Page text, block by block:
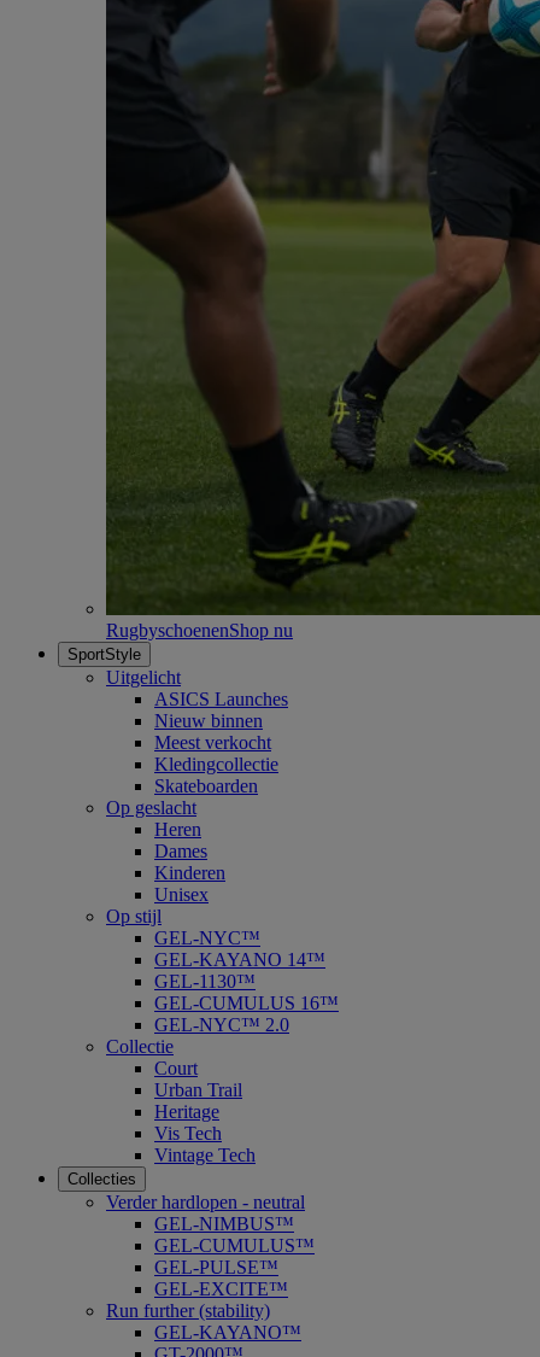
RugbyschoenenShop nu
SportStyle
Uitgelicht
ASICS Launches
Nieuw binnen
Meest verkocht
Kledingcollectie
Skateboarden
Op geslacht
Heren
Dames
Kinderen
Unisex
Op stijl
GEL-NYC™
GEL-KAYANO 14™
GEL-1130™
GEL-CUMULUS 16™
GEL-NYC™ 2.0
Collectie
Court
Urban Trail
Heritage
Vis Tech
Vintage Tech
Collecties
Verder hardlopen - neutral
GEL-NIMBUS™
GEL-CUMULUS™
GEL-PULSE™
GEL-EXCITE™
Run further (stability)
GEL-KAYANO™